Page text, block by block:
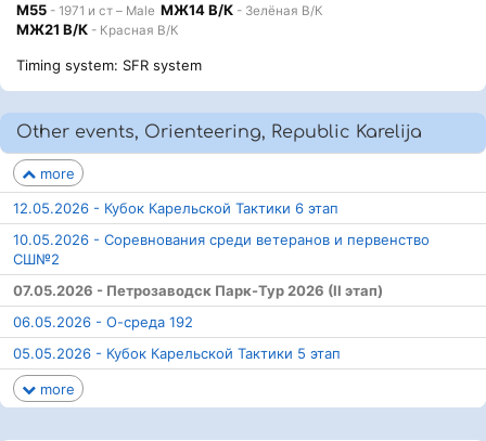
М55 - 1971 и ст – Male МЖ14 В/К - Зелёная В/К
МЖ21 В/К - Красная В/К
Timing system: SFR system
Other events, Orienteering, Republic Karelija
more
12.05.2026 - Кубок Карельской Тактики 6 этап
10.05.2026 - Соревнования среди ветеранов и первенство
СШ№2
07.05.2026 - Петрозаводск Парк-Тур 2026 (II этап)
06.05.2026 - О-среда 192
05.05.2026 - Кубок Карельской Тактики 5 этап
more